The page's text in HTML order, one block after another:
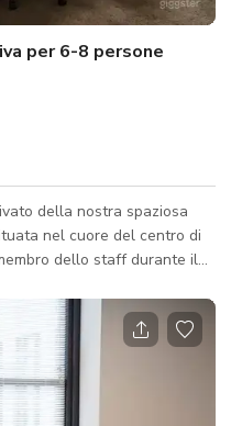
per 6-8 persone
della nostra spaziosa
nel cuore del centro di
dello staff durante il
schermo TV wifi da 50"
altoparlante • Caffè •
pubblici • Responsabile